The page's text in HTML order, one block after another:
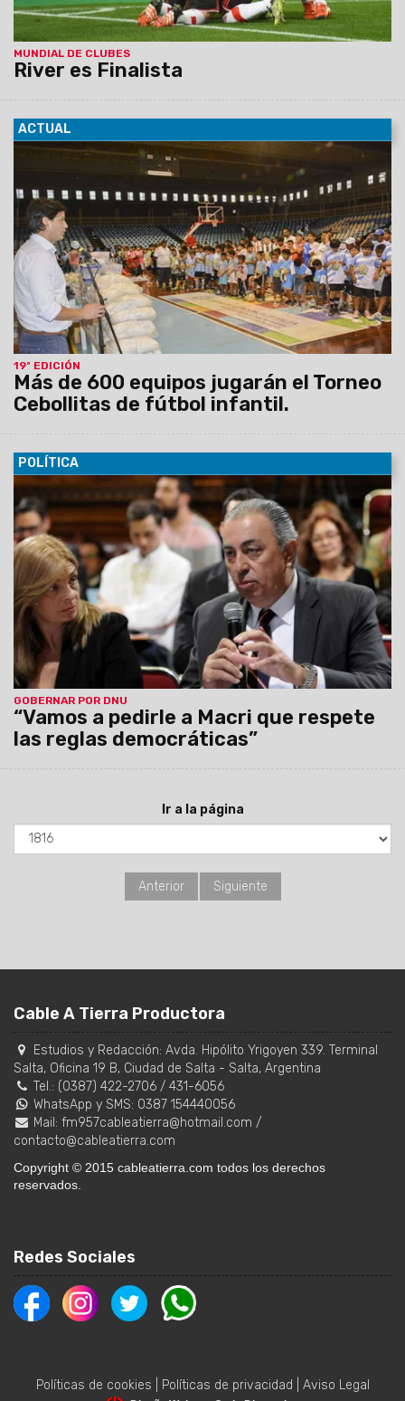
MUNDIAL DE CLUBES
River es Finalista
ACTUAL
19º EDICIÓN
Más de 600 equipos jugarán el Torneo
Cebollitas de fútbol infantil.
16/12/2015 En el lanzamiento del torneo se entregaron
camisetas y pelotas de fútbol a los equipos participantes. Se
jugará en el verano y se pondrá en juego la copa Carmelo Di
Pietro en homenaje al creador del certamen.
POLÍTICA
GOBERNAR POR DNU
“Vamos a pedirle a Macri que respete
las reglas democráticas”
16/12/2015
El senador nacional por Salta, Rodolfo Urtubey
calificó como una medida absolutamente fuera de norma las
designaciones por decreto, sin pasar por el Senado de la
Nación, de dos miembros de la Corte.
Ir a la página
Anterior Siguiente
Cable A Tierra Productora
Estudios y Redacción: Avda. Hipólito Yrigoyen 339. Terminal
Salta, Oficina 19 B, Ciudad de Salta - Salta, Argentina
Tel.: (0387) 422-2706 / 431-6056
WhatsApp y SMS: 0387 154440056
Mail: fm957cableatierra@hotmail.com /
contacto@cableatierra.com
Copyright © 2015 cableatierra.com todos los derechos
reservados.
Redes Sociales
Políticas de cookies Políticas de privacidad Aviso Legal